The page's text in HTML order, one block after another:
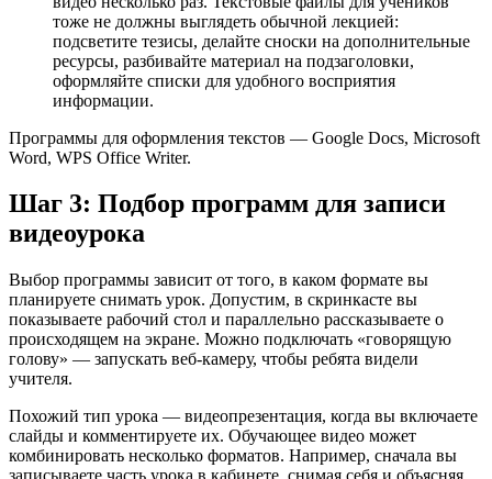
тоже не должны выглядеть обычной лекцией:
подсветите тезисы, делайте сноски на дополнительные
ресурсы, разбивайте материал на подзаголовки,
оформляйте списки для удобного восприятия
информации.
Программы для оформления текстов — Google Docs, Microsoft
Word, WPS Office Writer.
Шаг 3: Подбор программ для записи
видеоурока
Выбор программы зависит от того, в каком формате вы
планируете снимать урок. Допустим, в скринкасте вы
показываете рабочий стол и параллельно рассказываете о
происходящем на экране. Можно подключать «говорящую
голову» — запускать веб-камеру, чтобы ребята видели
учителя.
Похожий тип урока — видеопрезентация, когда вы включаете
слайды и комментируете их. Обучающее видео может
комбинировать несколько форматов. Например, сначала вы